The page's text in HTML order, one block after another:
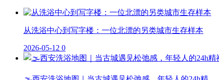
从洗浴中心到写字楼：一位北漂的另类城市生存样本
2026-05-12 0